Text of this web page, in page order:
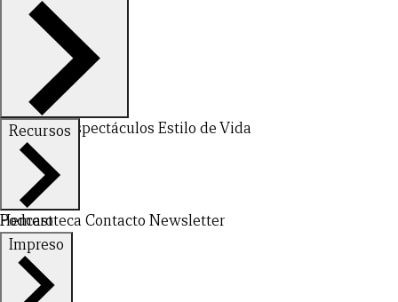
DeportesEspectáculos Estilo de Vida
Recursos
Hemeroteca Contacto Newsletter
Podcast
Impreso